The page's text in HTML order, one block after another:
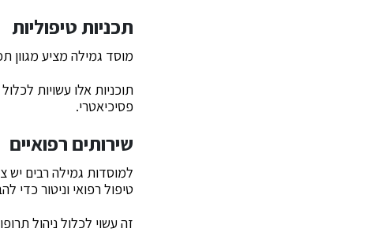
תכניות טיפוליות
מוסד גמילה מציע מגוון
תוכניות אלו עשויות
פסיכיאטרי.
שירותים רפואיים
למוסדות גמילה רבים יש
טיפול רפואי וניטור כדי
זה עשוי לכלול ניהול